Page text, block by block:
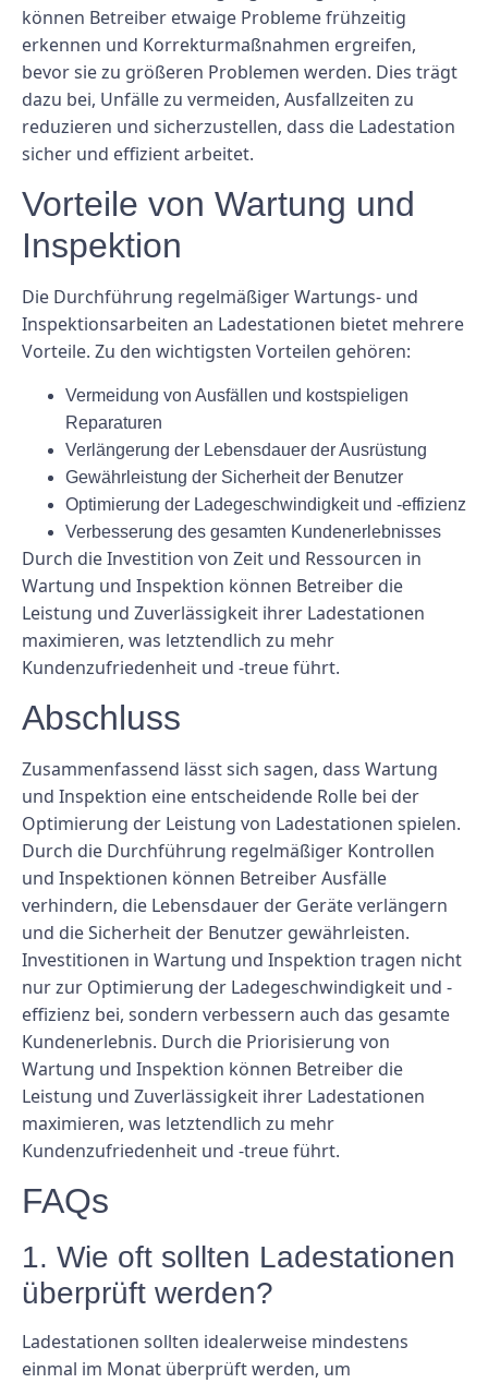
können Betreiber etwaige Probleme frühzeitig
erkennen und Korrekturmaßnahmen ergreifen,
bevor sie zu größeren Problemen werden. Dies trägt
dazu bei, Unfälle zu vermeiden, Ausfallzeiten zu
reduzieren und sicherzustellen, dass die Ladestation
sicher und effizient arbeitet.
Vorteile von Wartung und
Inspektion
Die Durchführung regelmäßiger Wartungs- und
Inspektionsarbeiten an Ladestationen bietet mehrere
Vorteile. Zu den wichtigsten Vorteilen gehören:
Vermeidung von Ausfällen und kostspieligen
Reparaturen
Verlängerung der Lebensdauer der Ausrüstung
Gewährleistung der Sicherheit der Benutzer
Optimierung der Ladegeschwindigkeit und -effizienz
Verbesserung des gesamten Kundenerlebnisses
Durch die Investition von Zeit und Ressourcen in
Wartung und Inspektion können Betreiber die
Leistung und Zuverlässigkeit ihrer Ladestationen
maximieren, was letztendlich zu mehr
Kundenzufriedenheit und -treue führt.
Abschluss
Zusammenfassend lässt sich sagen, dass Wartung
und Inspektion eine entscheidende Rolle bei der
Optimierung der Leistung von Ladestationen spielen.
Durch die Durchführung regelmäßiger Kontrollen
und Inspektionen können Betreiber Ausfälle
verhindern, die Lebensdauer der Geräte verlängern
und die Sicherheit der Benutzer gewährleisten.
Investitionen in Wartung und Inspektion tragen nicht
nur zur Optimierung der Ladegeschwindigkeit und -
effizienz bei, sondern verbessern auch das gesamte
Kundenerlebnis. Durch die Priorisierung von
Wartung und Inspektion können Betreiber die
Leistung und Zuverlässigkeit ihrer Ladestationen
maximieren, was letztendlich zu mehr
Kundenzufriedenheit und -treue führt.
FAQs
1. Wie oft sollten Ladestationen
überprüft werden?
Ladestationen sollten idealerweise mindestens
einmal im Monat überprüft werden, um